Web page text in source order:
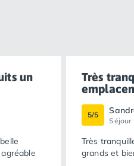
un
Très
5/5
Séjour
Très
grands et